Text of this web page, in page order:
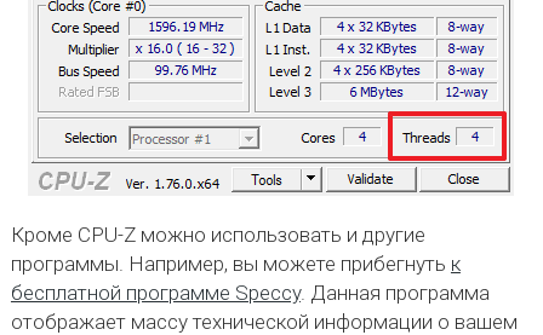
Кроме CPU-Z можно использовать и другие
программы. Например, вы можете прибегнуть к
бесплатной программе Speccy. Данная программа
отображает массу технической информации о вашем